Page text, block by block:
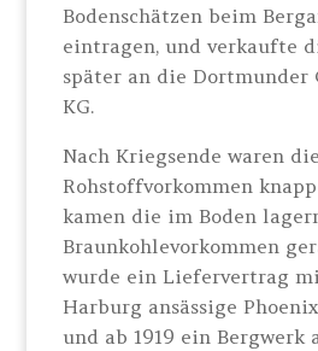
Bodenschätzen beim
eintragen, und verkaufte
später an die Dortmunder
KG.
Nach Kriegsende waren die
Rohstoffvorkommen
kamen die im Boden
Braunkohlevorkommen
wurde ein Liefervertrag
Harburg ansässige
und ab 1919 ein Bergwerk